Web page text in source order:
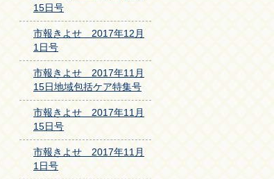
15日号
市報きよせ 2017年12月
1日号
市報きよせ 2017年11月
15日地域包括ケア特集号
市報きよせ 2017年11月
15日号
市報きよせ 2017年11月
1日号